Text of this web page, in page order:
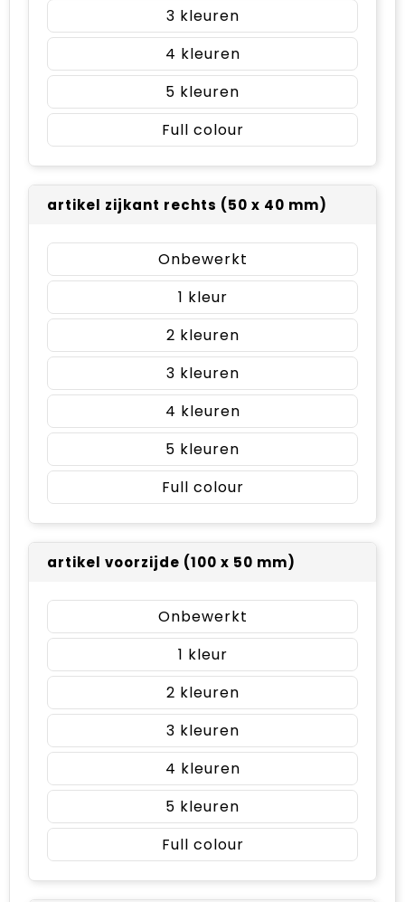
3
4
5
Full colour
artikel zijkant rechts (50 x 40 mm)
Onbewerkt
1
2
3
4
5
Full colour
artikel voorzijde (100 x 50 mm)
Onbewerkt
1
2
3
4
5
Full colour